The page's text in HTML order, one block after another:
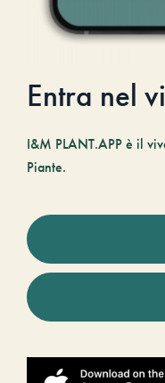
Entra nel
I&M PLANT.APP è il
Piante.